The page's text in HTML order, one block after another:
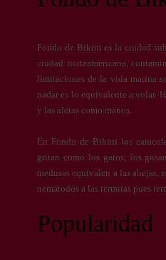
Fondo de Bikini es la ciudad
ciudad norteamericana,
limitaciones de la vida marina
nadar es lo equivalente a volar.
y las aletas como manos.
En Fondo de Bikini los
gritan como los gatos; los
medusas equivalen a las
nematodos a las termitas pues
Popularidad